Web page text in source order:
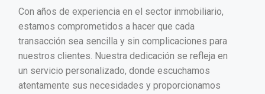
Con años de experiencia en el sector inmobiliario,
estamos comprometidos a hacer que cada
transacción sea sencilla y sin complicaciones para
nuestros clientes. Nuestra dedicación se refleja en
un servicio personalizado, donde escuchamos
atentamente sus necesidades y proporcionamos